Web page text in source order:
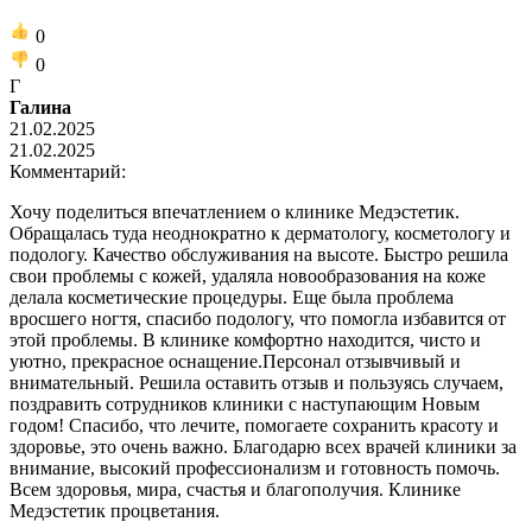
0
0
Г
Галина
21.02.2025
21.02.2025
Комментарий:
Хочу поделиться впечатлением о клинике Медэстетик.
Обращалась туда неоднократно к дерматологу, косметологу и
подологу. Качество обслуживания на высоте. Быстро решила
свои проблемы с кожей, удаляла новообразования на коже
делала косметические процедуры. Еще была проблема
вросшего ногтя, спасибо подологу, что помогла избавится от
этой проблемы. В клинике комфортно находится, чисто и
уютно, прекрасное оснащение.Персонал отзывчивый и
внимательный. Решила оставить отзыв и пользуясь случаем,
поздравить сотрудников клиники с наступающим Новым
годом! Спасибо, что лечите, помогаете сохранить красоту и
здоровье, это очень важно. Благодарю всех врачей клиники за
внимание, высокий профессионализм и готовность помочь.
Всем здоровья, мира, счастья и благополучия. Клинике
Медэстетик процветания.